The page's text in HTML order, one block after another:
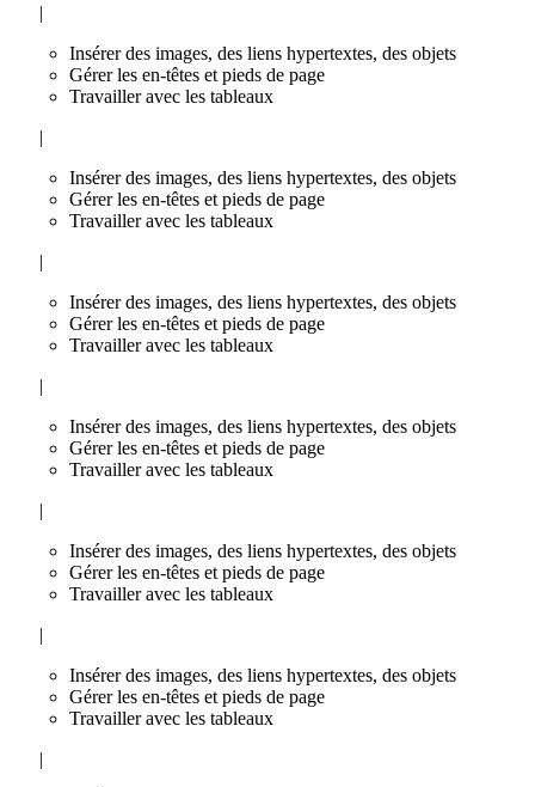
|
Insérer des images, des liens hypertextes, des objets
Gérer les en-têtes et pieds de page
Travailler avec les tableaux
|
Insérer des images, des liens hypertextes, des objets
Gérer les en-têtes et pieds de page
Travailler avec les tableaux
|
Insérer des images, des liens hypertextes, des objets
Gérer les en-têtes et pieds de page
Travailler avec les tableaux
|
Insérer des images, des liens hypertextes, des objets
Gérer les en-têtes et pieds de page
Travailler avec les tableaux
|
Insérer des images, des liens hypertextes, des objets
Gérer les en-têtes et pieds de page
Travailler avec les tableaux
|
Insérer des images, des liens hypertextes, des objets
Gérer les en-têtes et pieds de page
Travailler avec les tableaux
|